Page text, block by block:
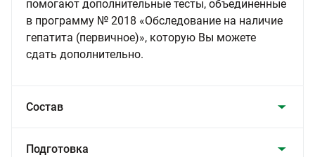
помогают дополнительные тесты, объединенные
в программу № 2018 «Обследование на наличие
гепатита (первичное)», которую Вы можете
сдать дополнительно.
Состав
Подготовка